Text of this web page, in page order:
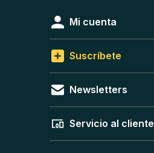
Mi cuenta
Suscríbete
Newsletters
Servicio al cliente